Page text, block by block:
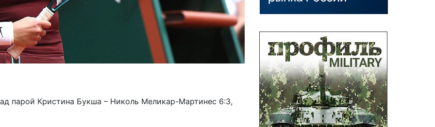
парой Кристина Букша – Николь Меликар-Мартинес 6:3,